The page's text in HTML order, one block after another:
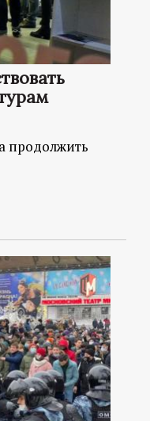
продолжить